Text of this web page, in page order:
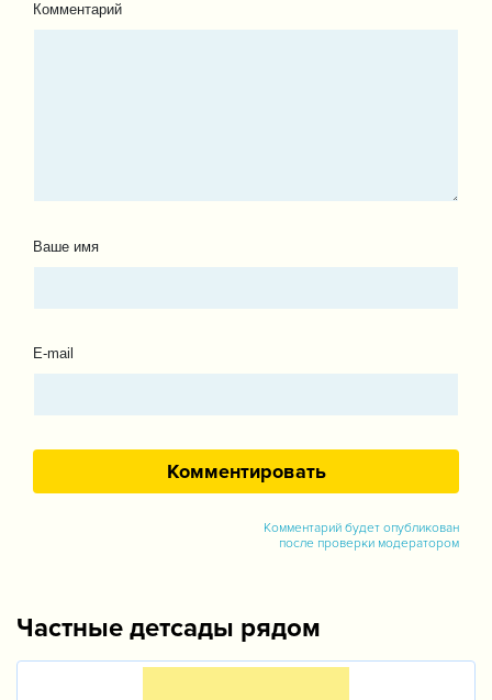
Комментарий
Ваше имя
E-mail
Комментарий будет опубликован
после проверки модератором
Частные детсады рядом